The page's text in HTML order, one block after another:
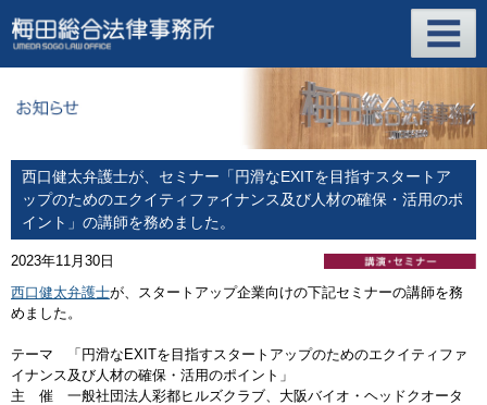
西口健太弁護士が、セミナー「円滑なEXITを目指すスタートア
ップのためのエクイティファイナンス及び人材の確保・活用のポ
イント」の講師を務めました。
2023年11月30日
西口健太弁護士が、スタートアップ企業向けの下記セミナーの講師を務
めました。
テーマ 「円滑なEXITを目指すスタートアップのためのエクイティファ
イナンス及び人材の確保・活用のポイント」
主 催 一般社団法人彩都ヒルズクラブ、大阪バイオ・ヘッドクオータ